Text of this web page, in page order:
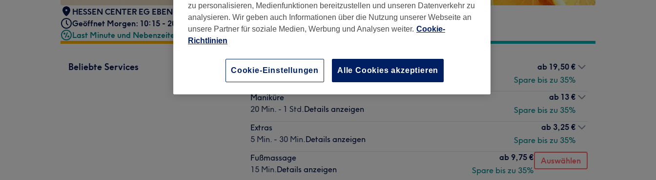
HESSEN CENTER EG EBENE Borsigallee 26, Bergen-Enkheim, Frankfurt, 60388
Geöffnet Morgen: 10:15 - 20:00
Last Minute und Nebenzeiten
Beliebte Services
Pediküre
ab 19,50 €
Spare bis zu 35%
Maniküre
20 Min. - 1 Std.Details anzeigen
ab 13 €
Spare bis zu 35%
Extras
5 Min. - 30 Min.Details anzeigen
ab 3,25 €
Spare bis zu 35%
Fußmassage
15 Min.Details anzeigen
ab 9,75 €
Spare bis zu 35%
Auswählen
zu personalisieren, Medienfunktionen bereitzustellen und unseren Datenverkehr zu
analysieren. Wir geben auch Informationen über die Nutzung unserer Webseite an
unsere Partner für soziale Medien, Werbung und Analysen weiter. Cookie-
Richtlinien
Cookie-Einstellungen Alle Cookies akzeptieren